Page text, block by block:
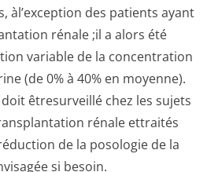
àl’exception des patients ayant
rénale ;il a alors été
variable de la concentration
(de 0% à 40% en moyenne).
êtresurveillé chez les sujets
rénale ettraités
de la posologie de la
si besoin.